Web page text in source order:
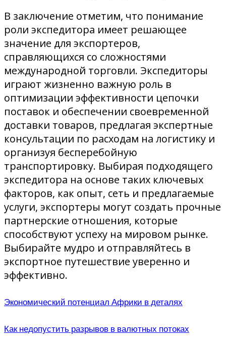
В заключение отметим, что понимание
роли экспедитора имеет решающее
значение для экспортеров,
справляющихся со сложностями
международной торговли. Экспедиторы
играют жизненно важную роль в
оптимизации эффективности цепочки
поставок и обеспечении своевременной
доставки товаров, предлагая экспертные
консультации по расходам на логистику и
организуя бесперебойную
транспортировку. Выбирая подходящего
экспедитора на основе таких ключевых
факторов, как опыт, сеть и предлагаемые
услуги, экспортеры могут создать прочные
партнерские отношения, которые
способствуют успеху на мировом рынке.
Выбирайте мудро и отправляйтесь в
экспортное путешествие уверенно и
эффективно.
Экономический потенциал Африки в деталях
Как недопустить разрывов в валютных потоках